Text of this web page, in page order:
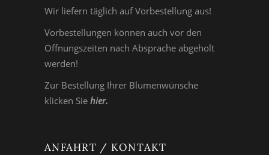
Wir liefern täglich auf Vorbestellung aus!
Vorbestellungen können auch vor den
Öffnungszeiten nach Absprache abgeholt
werden!
Zur Bestellung Ihrer Blumenwünsche
klicken Sie hier.
ANFAHRT / KONTAKT